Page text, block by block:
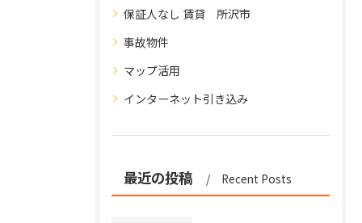
保証人なし 賃貸 所沢市
事故物件
マップ活用
インターネット引き込み
最近の投稿 Recent Posts